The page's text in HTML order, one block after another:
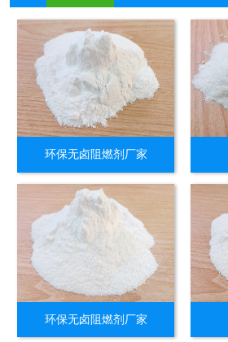
环保无卤阻燃剂厂家
环保无卤阻燃剂厂家